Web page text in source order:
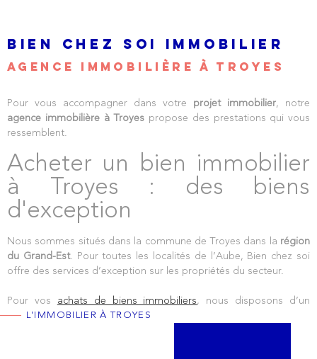
BIEN CHEZ SOI IMMOBILIER
AGENCE IMMOBILIÈRE À TROYES
Pour vous accompagner dans votre projet immobilier, notre
agence immobilière à Troyes propose des prestations qui vous
ressemblent.
Acheter un bien immobilier
à Troyes : des biens
d'exception
Nous sommes situés dans la commune de Troyes dans la région
du Grand-Est. Pour toutes les localités de l’Aube, Bien chez soi
offre des services d’exception sur les propriétés du secteur.
Pour vos achats de biens immobiliers, nous disposons d’un
catalogue de propriétés de prestige
L'IMMOBILIER À TROYES